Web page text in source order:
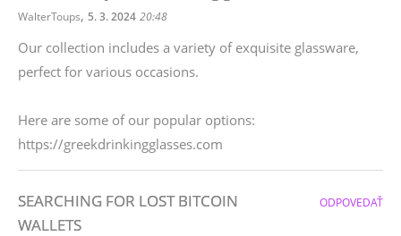
WalterToups, 5. 3. 2024 20:48
Our collection includes a variety of exquisite glassware,
perfect for various occasions.
Here are some of our popular options:
https://greekdrinkingglasses.com
SEARCHING FOR LOST BITCOIN
WALLETS
ODPOVEDAŤ